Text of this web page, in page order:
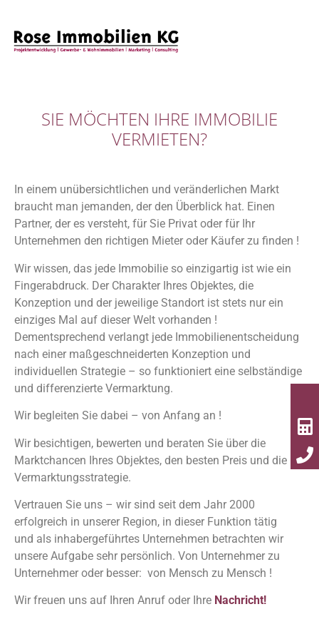
SIE MÖCHTEN IHRE IMMOBILIE
VERMIETEN?
In einem unübersichtlichen und veränderlichen Markt
braucht man jemanden, der den Überblick hat. Einen
Partner, der es versteht, für Sie Privat oder für Ihr
Unternehmen den richtigen Mieter oder Käufer zu finden !
Wir wissen, das jede Immobilie so einzigartig ist wie ein
Fingerabdruck. Der Charakter Ihres Objektes, die
Konzeption und der jeweilige Standort ist stets nur ein
einziges Mal auf dieser Welt vorhanden !
Dementsprechend verlangt jede Immobilienentscheidung
nach einer maßgeschneiderten Konzeption und
individuellen Strategie – so funktioniert eine selbständige
und differenzierte Vermarktung.
Wir begleiten Sie dabei – von Anfang an !
Wir besichtigen, bewerten und beraten Sie über die
Marktchancen Ihres Objektes, den besten Preis und die
Vermarktungsstrategie.
Vertrauen Sie uns – wir sind seit dem Jahr 2000
erfolgreich in unserer Region, in dieser Funktion tätig
und als inhabergeführtes Unternehmen betrachten wir
unsere Aufgabe sehr persönlich. Von Unternehmer zu
Unternehmer oder besser: von Mensch zu Mensch !
Wir freuen uns auf Ihren Anruf oder Ihre Nachricht!